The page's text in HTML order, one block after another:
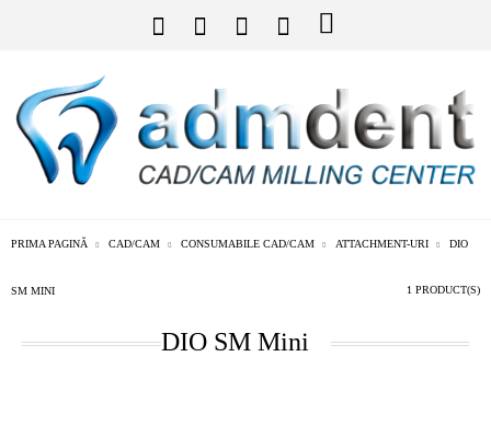
PRIMA PAGINĂ CAD/CAM CONSUMABILE CAD/CAM ATTACHMENT-URI DIO
SM MINI 1 PRODUCT(S)
DIO SM Mini